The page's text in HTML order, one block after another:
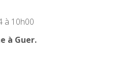
à 10h00
à Guer.